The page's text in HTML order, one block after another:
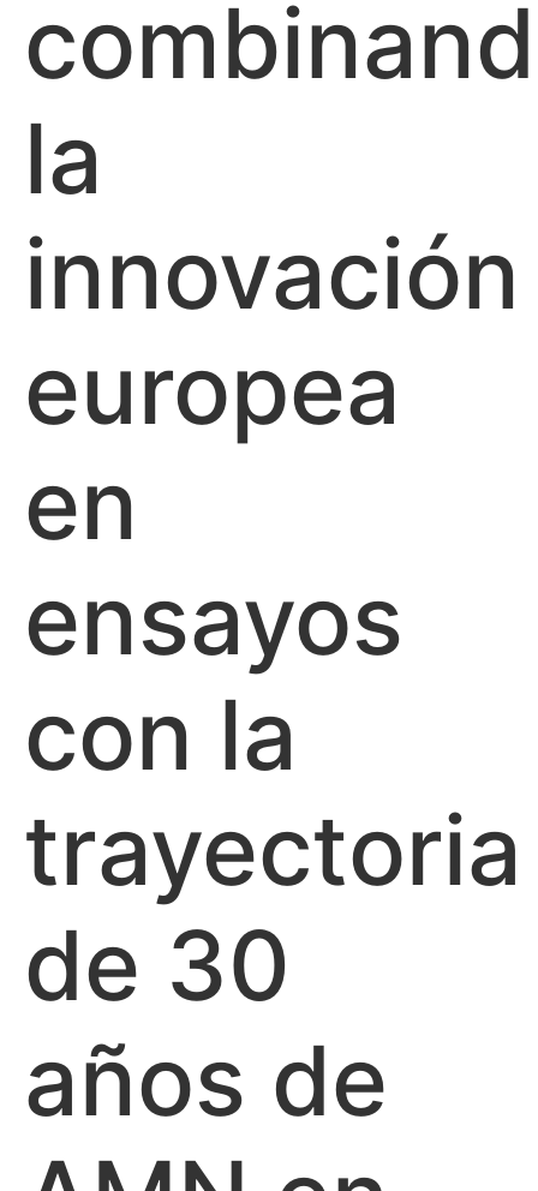
la
innovación
europea
en
ensayos
con la
trayectoria
de 30
años de